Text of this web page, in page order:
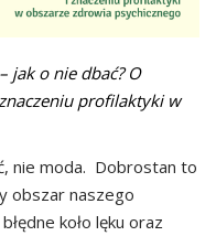
jak o nie dbać? O
profilaktyki w
nie moda. Dobrostan to
obszar naszego
koło lęku oraz